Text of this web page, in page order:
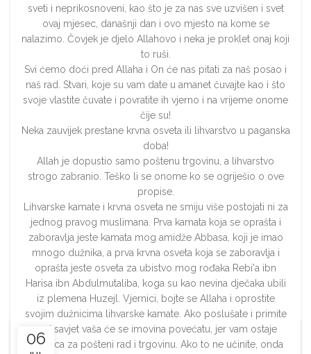
sveti i neprikosnoveni, kao što je za nas sve uzvišen i svet
ovaj mjesec, današnji dan i ovo mjesto na kome se
nalazimo. Čovjek je djelo Allahovo i neka je proklet onaj koji
to ruši.
Svi ćemo doći pred Allaha i On će nas pitati za naš posao i
naš rad. Stvari, koje su vam date u amanet čuvajte kao i što
svoje vlastite čuvate i povratite ih vjerno i na vrijeme onome
čije su!
Neka zauvijek prestane krvna osveta ili lihvarstvo u paganska
doba!
Allah je dopustio samo poštenu trgovinu, a lihvarstvo
strogo zabranio. Teško li se onome ko se ogriješio o ove
propise.
Lihvarske kamate i krvna osveta ne smiju više postojati ni za
jednog pravog muslimana. Prva kamata koja se oprašta i
zaboravlja jeste kamata mog amidže Abbasa, koji je imao
mnogo dužnika, a prva krvna osveta koja se zaboravlja i
oprašta jeste osveta za ubistvo mog rođaka Rebi'a ibn
Harisa ibn Abdulmutaliba, koga su kao nevina dječaka ubili
iz plemena Huzejl. Vjernici, bojte se Allaha i oprostite
svojim dužnicima lihvarske kamate. Ako poslušate i primite
moj savjet vaša će se imovina povećatu, jer vam ostaje
glavnica za pošteni rad i trgovinu. Ako to ne učinite, onda
06